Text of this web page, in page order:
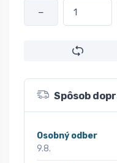
−
Spôsob
Osobný odber
9.8.